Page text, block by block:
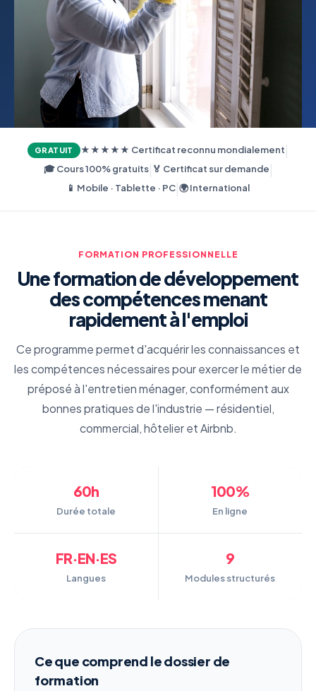
GRATUIT ★★★★★ Certificat reconnu mondialement|
🎓 Cours 100% gratuits| 🏅 Certificat sur demande|
📱 Mobile · Tablette · PC|🌍 International
FORMATION PROFESSIONNELLE
Une formation de développement
des compétences menant
rapidement à l'emploi
Ce programme permet d'acquérir les connaissances et
les compétences nécessaires pour exercer le métier de
préposé à l'entretien ménager, conformément aux
bonnes pratiques de l'industrie — résidentiel,
commercial, hôtelier et Airbnb.
60h
Durée totale
100%
En ligne
FR·EN·ES
Langues
9
Modules structurés
Ce que comprend le dossier de
formation